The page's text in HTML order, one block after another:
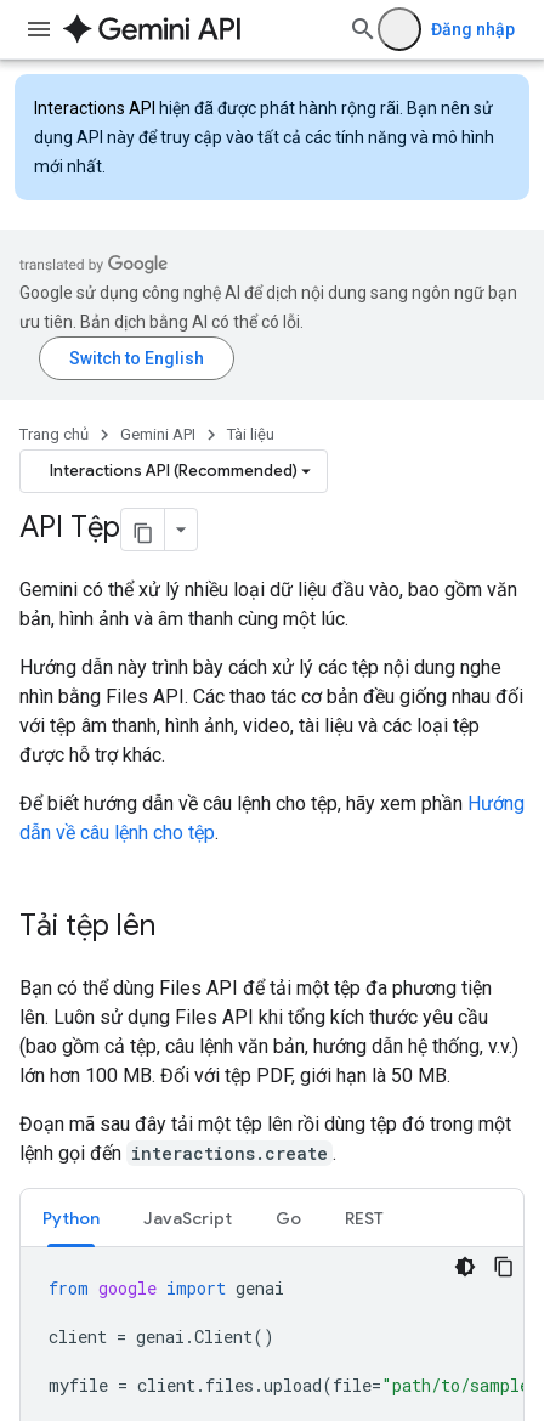
Đăng nhập
Interactions API hiện đã được phát hành rộng rãi. Bạn nên sử
dụng API này để truy cập vào tất cả các tính năng và mô hình
mới nhất.
Google sử dụng công nghệ AI để dịch nội dung sang ngôn ngữ bạn
ưu tiên. Bản dịch bằng AI có thể có lỗi.
Trang chủ Gemini API Tài liệu
Interactions API (Recommended)
API Tệp
Gemini có thể xử lý nhiều loại dữ liệu đầu vào, bao gồm văn
bản, hình ảnh và âm thanh cùng một lúc.
Hướng dẫn này trình bày cách xử lý các tệp nội dung nghe
nhìn bằng Files API. Các thao tác cơ bản đều giống nhau đối
với tệp âm thanh, hình ảnh, video, tài liệu và các loại tệp
được hỗ trợ khác.
Để biết hướng dẫn về câu lệnh cho tệp, hãy xem phần Hướng
dẫn về câu lệnh cho tệp.
Tải tệp lên
Bạn có thể dùng Files API để tải một tệp đa phương tiện
lên. Luôn sử dụng Files API khi tổng kích thước yêu cầu
(bao gồm cả tệp, câu lệnh văn bản, hướng dẫn hệ thống, v.v.)
lớn hơn 100 MB. Đối với tệp PDF, giới hạn là 50 MB.
Đoạn mã sau đây tải một tệp lên rồi dùng tệp đó trong một
lệnh gọi đến interactions.create .
Python JavaScript Go REST
from google import genai
client = genai .Client()
myfile = client. files .upload(file="path/to/